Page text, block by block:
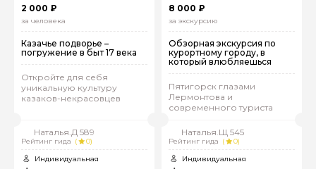
2 000 ₽
за человека
Казачье подворье –
погружение в быт 17 века
Откройте для себя
уникальную культуру
казаков-некрасовцев
Наталья.Д 589
Рейтинг гида (
0)
Индивидуальная
8 000 ₽
за экскурсию
Обзорная экскурсия по
курортному городу, в
который влюбляешься
Пятигорск глазами
Лермонтова и
современного туриста
Наталья.Щ 545
Рейтинг гида (
0)
Индивидуальная